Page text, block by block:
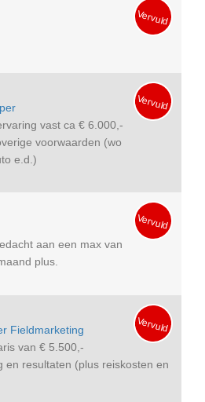
Vervuld
Vervuld
vast ca € 6.000,-
voorwaarden (wo
e.d.)
Vervuld
aan een max van
plus.
Vervuld
Fieldmarketing
van € 5.500,-
en resultaten (plus reiskosten en